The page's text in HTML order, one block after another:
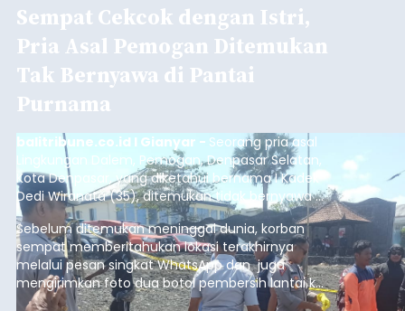
Sempat Cekcok dengan Istri,
Pria Asal Pemogan Ditemukan
Tak Bernyawa di Pantai
Purnama
balitribune.co.id I Gianyar - Seorang pria asal
Lingkungan Dalem, Pemogan, Denpasar Selatan,
Kota Denpasar, yang diketahui bernama I Kadek
Dedi Wiranata (35), ditemukan tidak bernyawa di
pesisir Pantai Purnama, Sukawati.
Sebelum ditemukan meninggal dunia, korban
sempat memberitahukan lokasi terakhirnya
melalui pesan singkat WhatsApp dan juga
mengirimkan foto dua botol pembersih lantai ke
istrinya.